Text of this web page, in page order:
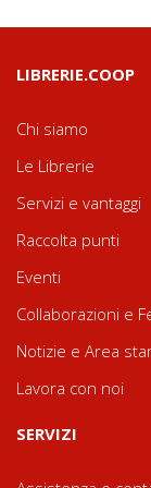
LIBRERIE.COOP
Chi siamo
Le Librerie
Servizi e vantaggi
Raccolta punti
Eventi
Collaborazioni e
Notizie e Area
Lavora con noi
SERVIZI